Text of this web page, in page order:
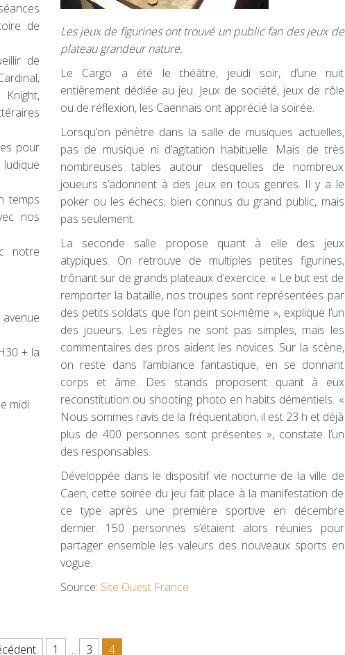
de
de
pour
temps
nos
notre
+ la
midi.
Les jeux de figurines ont trouvé un public fan des jeux de
plateau grandeur nature.
Le Cargö a été le théâtre, jeudi soir, d’une nuit
entièrement dédiée au jeu. Jeux de société, jeux de rôle
ou de réflexion, les Caennais ont apprécié la soirée.
Lorsqu’on pénètre dans la salle de musiques actuelles,
pas de musique ni d’agitation habituelle. Mais de très
nombreuses tables autour desquelles de nombreux
joueurs s’adonnent à des jeux en tous genres. Il y a le
poker ou les échecs, bien connus du grand public, mais
pas seulement.
La seconde salle propose quant à elle des jeux
atypiques. On retrouve de multiples petites figurines,
trônant sur de grands plateaux d’exercice. « Le but est de
remporter la bataille, nos troupes sont représentées par
des petits soldats que l’on peint soi-même », explique l’un
des joueurs. Les règles ne sont pas simples, mais les
commentaires des pros aident les novices. Sur la scène,
on reste dans l’ambiance fantastique, en se donnant
corps et âme. Des stands proposent quant à eux
reconstitution ou shooting photo en habits démentiels. «
Nous sommes ravis de la fréquentation, il est 23 h et déjà
plus de 400 personnes sont présentes », constate l’un
des responsables.
Développée dans le dispositif vie nocturne de la ville de
Caen, cette soirée du jeu fait place à la manifestation de
ce type après une première sportive en décembre
dernier. 150 personnes s’étaient alors réunies pour
partager ensemble les valeurs des nouveaux sports en
vogue.
Source: Site Ouest France
1 … 3 4